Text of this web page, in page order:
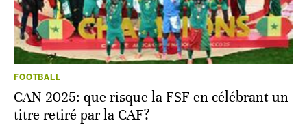
FOOTBALL
CAN 2025: que risque la FSF en célébrant un
titre retiré par la CAF?